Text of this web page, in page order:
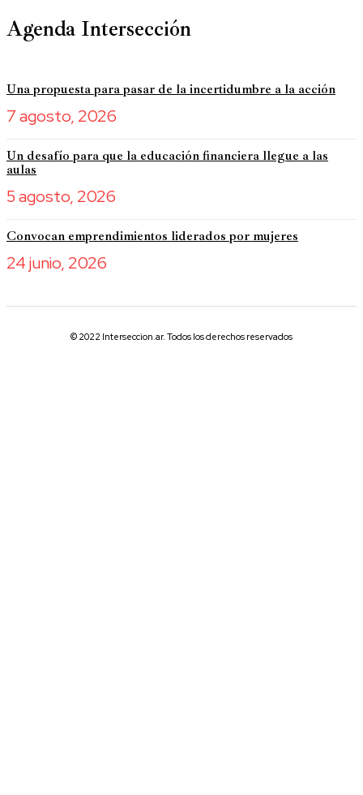
Agenda Intersección
Una propuesta para pasar de la incertidumbre a la acción
7 agosto, 2026
Un desafío para que la educación financiera llegue a las
aulas
5 agosto, 2026
Convocan emprendimientos liderados por mujeres
24 junio, 2026
© 2022 Interseccion.ar. Todos los derechos reservados